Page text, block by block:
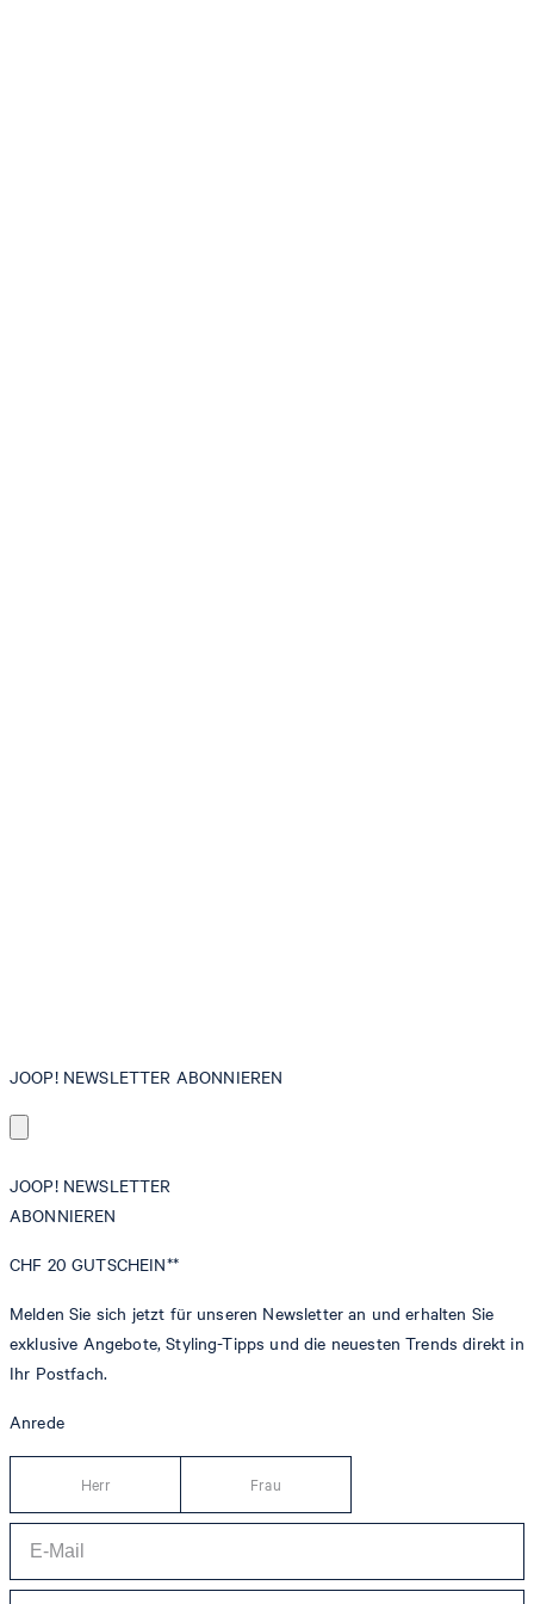
JOOP! NEWSLETTER ABONNIEREN
JOOP! NEWSLETTER
ABONNIEREN
CHF 20 GUTSCHEIN**
Melden Sie sich jetzt für unseren Newsletter an und erhalten Sie
exklusive Angebote, Styling-Tipps und die neuesten Trends direkt in
Ihr Postfach.
Anrede
Herr Frau